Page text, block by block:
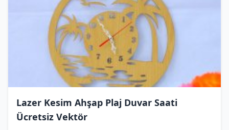
Lazer Kesim Ahşap Plaj Duvar Saati
Ücretsiz Vektör